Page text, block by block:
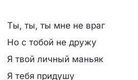
Ты, ты, ты мне не враг
Но с тобой не дружу
Я твой личный маньяк
Я тебя придушу